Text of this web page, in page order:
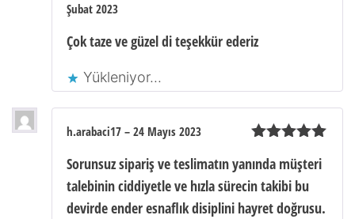
Şubat 2023
Çok taze ve güzel di teşekkür ederiz
Yükleniyor...
5oy aldı
h.arabaci17 – 24 Mayıs 2023
Sorunsuz sipariş ve teslimatın yanında müşteri
talebinin ciddiyetle ve hızla sürecin takibi bu
devirde ender esnaflık disiplini hayret doğrusu.